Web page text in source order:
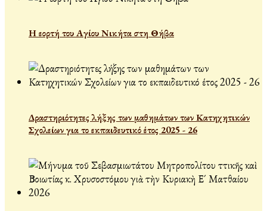
Η εορτή του Αγίου Νικήτα στη Θήβα
Δραστηριότητες λήξης των μαθημάτων των Κατηχητικών
Σχολείων για το εκπαιδευτικό έτος 2025 - 26